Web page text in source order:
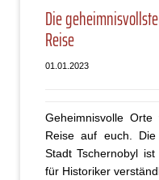
Die
Reise
01.01.2023
Geheimnisvolle
Reise auf euch. Die
Stadt Tschernobyl
für Historiker